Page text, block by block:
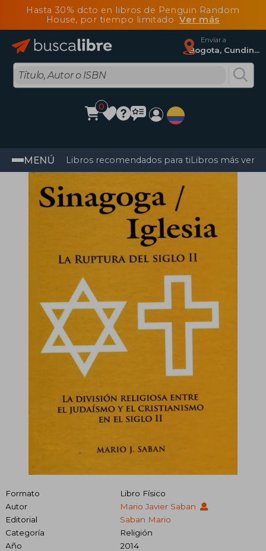
Hasta 30% dcto en libros de Penguin Random
House, por tiempo limitadoVer más
Enviar a
Bogota, Cundinamarca
0
MENÚ Libros recomendados para tiLibros más
Formato
Libro Físico
Autor
Mario Javier Saban
Editorial
Saban Mario
Categoría
Religión
Año
2014